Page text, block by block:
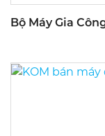
Bộ Máy Gia